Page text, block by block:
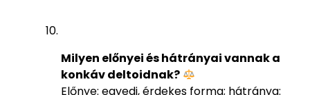
Milyen előnyei és hátrányai vannak a
konkáv deltoidnak?
Előnye: egyedi, érdekes forma; hátránya: